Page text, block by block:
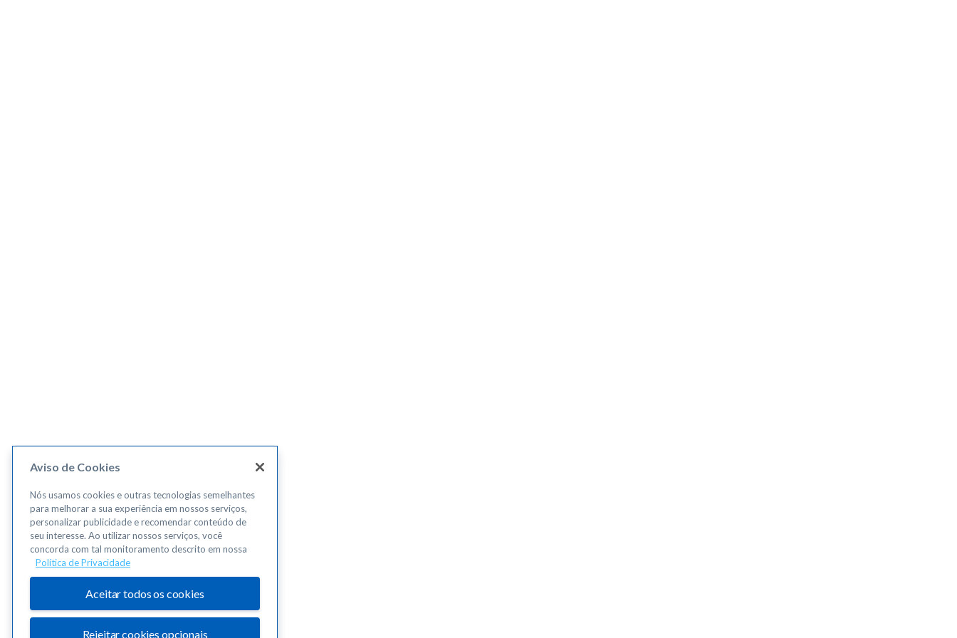
Aviso de Cookies
Nós usamos cookies e outras tecnologias semelhantes
para melhorar a sua experiência em nossos serviços,
personalizar publicidade e recomendar conteúdo de
seu interesse. Ao utilizar nossos serviços, você
concorda com tal monitoramento descrito em nossa
Política de Privacidade
Aceitar todos os cookies
Rejeitar cookies opcionais